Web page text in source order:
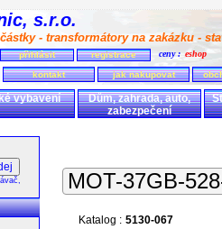
s.r.o.
- transformátory na zakázku -
přihlásit registrace ceny : eshop
kontakt jak nakupovat
vybavení
Dům, zahrada, auto,
zabezpečení
MOT-37GB-
Katalog : 5130-067